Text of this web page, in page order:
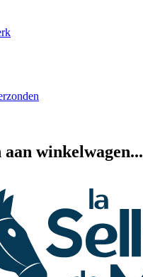
aan winkelwagen...